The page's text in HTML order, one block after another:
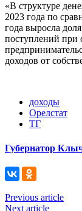
«В структуре
2023 года по
года выросла
поступлений при
доходов от
доходы
Орелстат
ТГ
Губернатор
Previous article
Next article